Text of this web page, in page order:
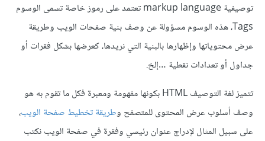
توصيفية markup language تعتمد على رموز خاصة تسمى الوسوم
Tags، هذه الوسوم مسؤولة عن وصف بنية صفحات الويب وطريقة
عرض محتوياتها وإظهارها بالبنية التي نريدها، كعرضها بشكل فقرات أو
جداول أو تعدادات نقطية …إلخ.
تتميز لغة التوصيف HTML بكونها مفهومة ومعبرة فكل ما تقوم به هو
وصف أسلوب عرض المحتوى للمتصفح وطريقة تخطيط صفحة الويب،
على سبيل المثال لإدراج عنوان رئيسي وفقرة في صفحة الويب نكتب